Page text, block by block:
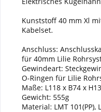
Kunststoff 40 mm Xl
Kabelset.
Anschluss:
für 40mm Lilie
Gewindeart:
O-Ringen für Lilie
Maße: L118 x B74 x
Gewicht: 555g
Material: LMT 101(PP),